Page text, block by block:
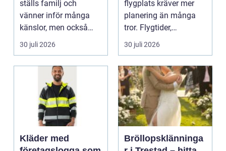
ställs familj och
vänner inför många
känslor, men också
praktiska beslut. En b...
30 juli 2026
flygplats kräver mer
planering än många
tror. Flygtider,
packning, säker...
30 juli 2026
Kläder med
Bröllopsklänninga